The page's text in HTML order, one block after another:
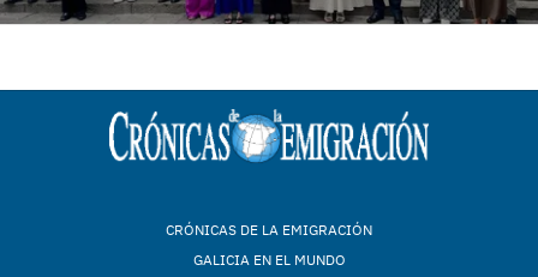
CRÓNICAS DE LA EMIGRACIÓN
GALICIA EN EL MUNDO